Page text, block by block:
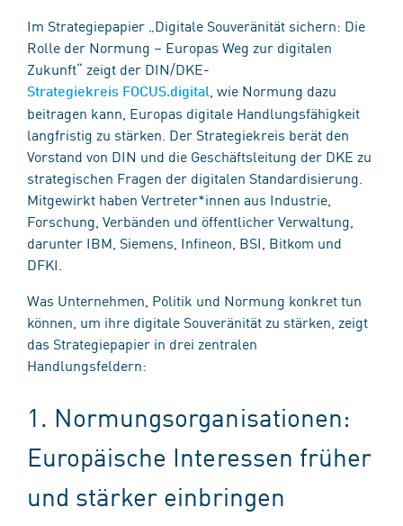
Im Strategiepapier „Digitale Souveränität sichern: Die
Rolle der Normung – Europas Weg zur digitalen
Zukunft“ zeigt der DIN/DKE-
Strategiekreis FOCUS.digital , wie Normung dazu
beitragen kann, Europas digitale Handlungsfähigkeit
langfristig zu stärken. Der Strategiekreis berät den
Vorstand von DIN und die Geschäftsleitung der DKE zu
strategischen Fragen der digitalen Standardisierung.
Mitgewirkt haben Vertreter*innen aus Industrie,
Forschung, Verbänden und öffentlicher Verwaltung,
darunter IBM, Siemens, Infineon, BSI, Bitkom und
DFKI.
Was Unternehmen, Politik und Normung konkret tun
können, um ihre digitale Souveränität zu stärken, zeigt
das Strategiepapier in drei zentralen
Handlungsfeldern:
1. Normungsorganisationen:
Europäische Interessen früher
und stärker einbringen